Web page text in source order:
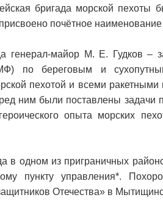
бригада морской
почётное наименование
генерал-майор М. Е. Гудков –
по береговым и
пехотой и всеми
ним были поставлены задачи
опыта морских
в одном из приграничных
пункту управления*.
Отечества» в